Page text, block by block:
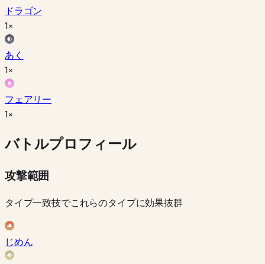
ドラゴン
1×
あく
1×
フェアリー
1×
バトルプロフィール
攻撃範囲
タイプ一致技でこれらのタイプに効果抜群
じめん